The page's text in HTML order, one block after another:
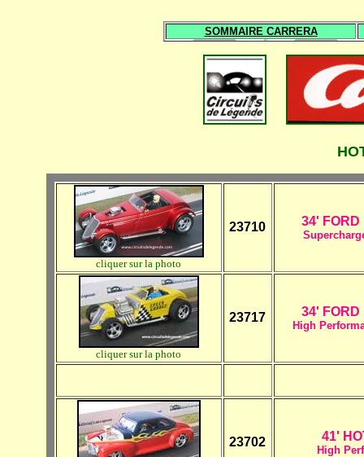
SOMMAIRE CARRERA
cliquer sur la photo
23710 34' FORD
cliquer sur la photo
23717 34' FORD
High
23702 41'
High